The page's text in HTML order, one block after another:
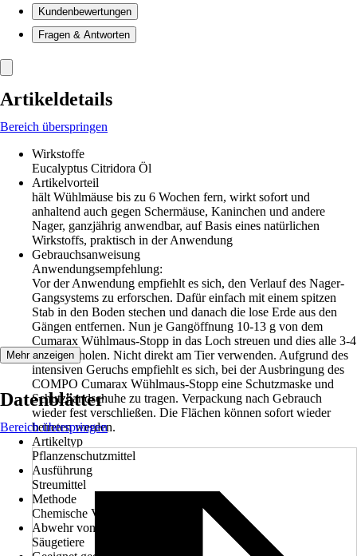
Kundenbewertungen
Fragen & Antworten
Artikeldetails
Bereich überspringen
Wirkstoffe
Eucalyptus Citridora Öl
Artikelvorteil
hält Wühlmäuse bis zu 6 Wochen fern, wirkt sofort und
anhaltend auch gegen Schermäuse, Kaninchen und andere
Nager, ganzjährig anwendbar, auf Basis eines natürlichen
Wirkstoffs, praktisch in der Anwendung
Gebrauchsanweisung
Anwendungsempfehlung:
Vor der Anwendung empfiehlt es sich, den Verlauf des Nager-
Gangsystems zu erforschen. Dafür einfach mit einem spitzen
Stab in den Boden stechen und danach die lose Erde aus den
Gängen entfernen. Nun je Gangöffnung 10-13 g von dem
Cumarax Wühlmaus-Stopp in das Loch streuen und dies alle 3-4
m wiederholen. Nicht direkt am Tier verwenden. Aufgrund des
intensiven Geruchs empfiehlt es sich, bei der Ausbringung des
COMPO Cumarax Wühlmaus-Stopp eine Schutzmaske und
Schutzhandschuhe zu tragen. Verpackung nach Gebrauch
wieder fest verschließen. Die Flächen können sofort wieder
betreten werden.
Artikeltyp
Pflanzenschutzmittel
Ausführung
Streumittel
Methode
Chemische Verfahren
Abwehr von
Säugetiere
Mehr anzeigen
Datenblätter
Bereich überspringen